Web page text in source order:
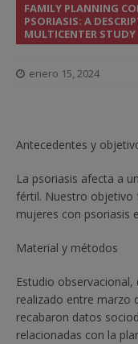
FAMILY PLANNING
PSORIASIS: A
MULTICENTER STUDY
enero 15, 2024
Antecedentes y
La psoriasis afecta a
fértil. Nuestro objetivo
mujeres con psoriasis
Material y métodos
Estudio
realizado entre marzo
recabaron datos
relacionadas con la